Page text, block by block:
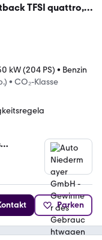
TFSI quattro,
kW (204 PS) • Benzin
• CO₂-Klasse
Parken